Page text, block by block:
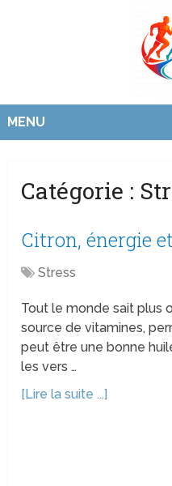
MENU
Catégorie :
Citron, énergie
Stress
Tout le monde sait plus
source de vitamines,
peut être une bonne
les vers …
[Lire la suite ...]